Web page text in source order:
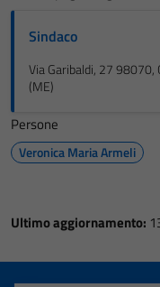
Sindaco
Via Garibaldi, 27 98070,
(ME)
Persone
Veronica Maria Armeli
Ultimo aggiornamento: